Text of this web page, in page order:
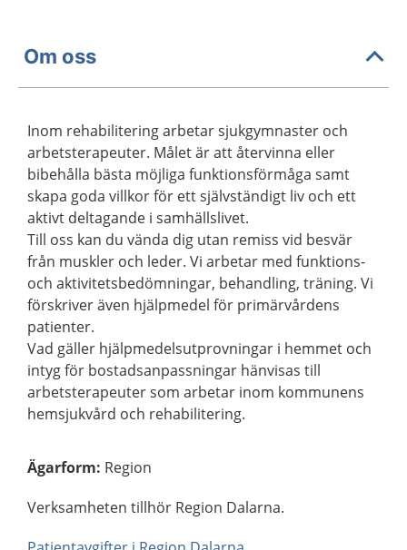
Om oss
Inom rehabilitering arbetar sjukgymnaster och
arbetsterapeuter. Målet är att återvinna eller
bibehålla bästa möjliga funktionsförmåga samt
skapa goda villkor för ett självständigt liv och ett
aktivt deltagande i samhällslivet.
Till oss kan du vända dig utan remiss vid besvär
från muskler och leder. Vi arbetar med funktions-
och aktivitetsbedömningar, behandling, träning. Vi
förskriver även hjälpmedel för primärvårdens
patienter.
Vad gäller hjälpmedelsutprovningar i hemmet och
intyg för bostadsanpassningar hänvisas till
arbetsterapeuter som arbetar inom kommunens
hemsjukvård och rehabilitering.
Ägarform: Region
Verksamheten tillhör Region Dalarna.